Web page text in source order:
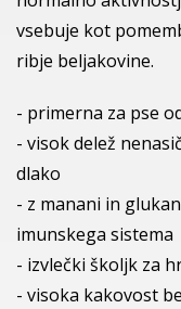
vsebuje kot
ribje beljakovine.
- primerna za pse
- visok delež
dlako
- z manani in
imunskega sistema
- izvlečki školjk za
- visoka kakovost